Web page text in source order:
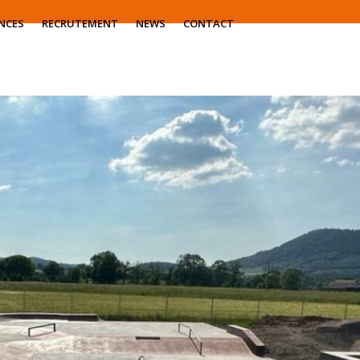
RECRUTEMENT NEWS CONTACT